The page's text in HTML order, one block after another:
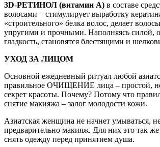
3D-РЕТИНОЛ (витамин А) в составе
волосами – стимулирует выработку
«строительного» белка волос, делает
упругими и прочными. Наполняясь силой,
гладкость, становятся блестящими и
УХОД ЗА ЛИЦОМ
Основной ежедневный ритуал любой
правильное ОЧИЩЕНИЕ лица – простой,
секрет красоты. Почему? Потому что
снятие макияжа – залог молодости кожи.
Азиатская женщина не начнет умываться,
предварительно макияж. Для них это так же
снять одежду перед принятием душа.